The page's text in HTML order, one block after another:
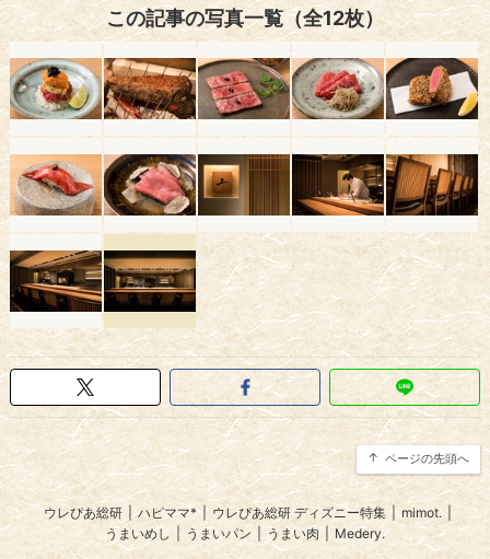
この記事の写真一覧（全12枚）
ページの先頭へ
ウレぴあ総研 | ハピママ* | ウレぴあ総研 ディズニー特集 | mimot.
うまいめし
うまいパン うまい肉 Medery.